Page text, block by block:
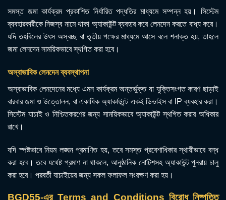
সমস্ত জমা কার্যক্রম প্রকাশিত নির্ধারিত পদ্ধতির মাধ্যমে সম্পন্ন হয়। সিস্টেম
ব্যবহারকারীকে নিজস্ব নামে থাকা অ্যাকাউন্ট ব্যবহার করে লেনদেন করতে বাধ্য করে।
যদি তহবিলের উৎস অস্বচ্ছ বা তৃতীয় পক্ষের মাধ্যমে আসে বলে শনাক্ত হয়, তাহলে
জমা লেনদেন সাময়িকভাবে স্থগিত করা হবে।
অস্বাভাবিক লেনদেন ব্যবস্থাপনা
অস্বাভাবিক লেনদেনের মধ্যে এমন কার্যক্রম অন্তর্ভুক্ত যা যুক্তিসংগত কারণ ছাড়াই
বারবার জমা ও উত্তোলন, বা একাধিক অ্যাকাউন্টে একই ডিভাইস বা IP ব্যবহার করা।
সিস্টেম যাচাই ও নিশ্চিতকরণের জন্য সাময়িকভাবে অ্যাকাউন্ট স্থগিত করার অধিকার
রাখে।
যদি স্পষ্টভাবে নিয়ম লঙ্ঘন প্রমাণিত হয়, তবে সমস্ত প্রবেশাধিকার স্থায়ীভাবে বন্ধ
করা হবে। তবে যথেষ্ট প্রমাণ না থাকলে, আনুষ্ঠানিক নোটিশসহ অ্যাকাউন্ট পুনরায় চালু
করা হবে। পরবর্তী যাচাইয়ের জন্য সকল ফলাফল সংরক্ষণ করা হয়।
BGD55-এর Terms and Conditions বিরোধ নিষ্পত্তি